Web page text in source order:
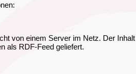
von einem Server im Netz. Der
als RDF-Feed geliefert.